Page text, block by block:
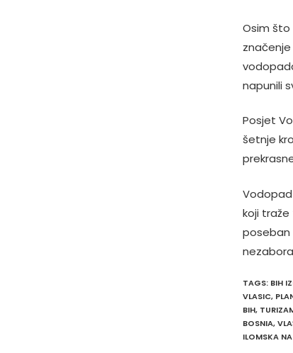
Osim
napunili
Posjet
šetnje
koji
poseban
TAGS: BIH
VLASIC,
BIH,
BOSNIA,
ILOMSKA